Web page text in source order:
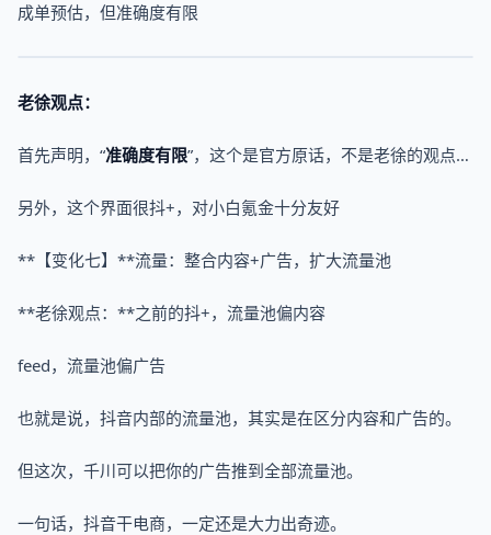
成单预估，但准确度有限
老徐观点：
首先声明，“准确度有限”，这个是官方原话，不是老徐的观点…
另外，这个界面很抖+，对小白氪金十分友好
**【变化七】**流量：整合内容+广告，扩大流量池
**老徐观点：**之前的抖+，流量池偏内容
feed，流量池偏广告
也就是说，抖音内部的流量池，其实是在区分内容和广告的。
但这次，千川可以把你的广告推到全部流量池。
一句话，抖音干电商，一定还是大力出奇迹。